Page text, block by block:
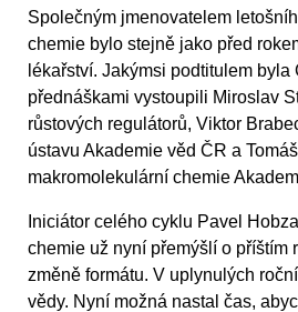
Společným jmenovatelem
chemie bylo stejně jako před
lékařství. Jakýmsi podtitulem
přednáškami vystoupili Miroslav
růstových regulátorů, Viktor
ústavu Akademie věd ČR a
makromolekulární chemie
Iniciátor celého cyklu Pavel
chemie už nyní přemýšlí o příštím
změně formátu. V uplynulých
vědy. Nyní možná nastal čas,